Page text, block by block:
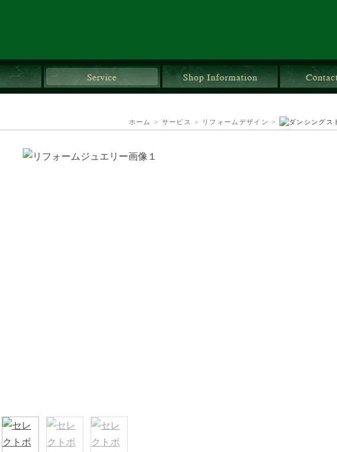
ジュエリー サービス 店舗情報
ホーム > サービス > リフォームデザイン >